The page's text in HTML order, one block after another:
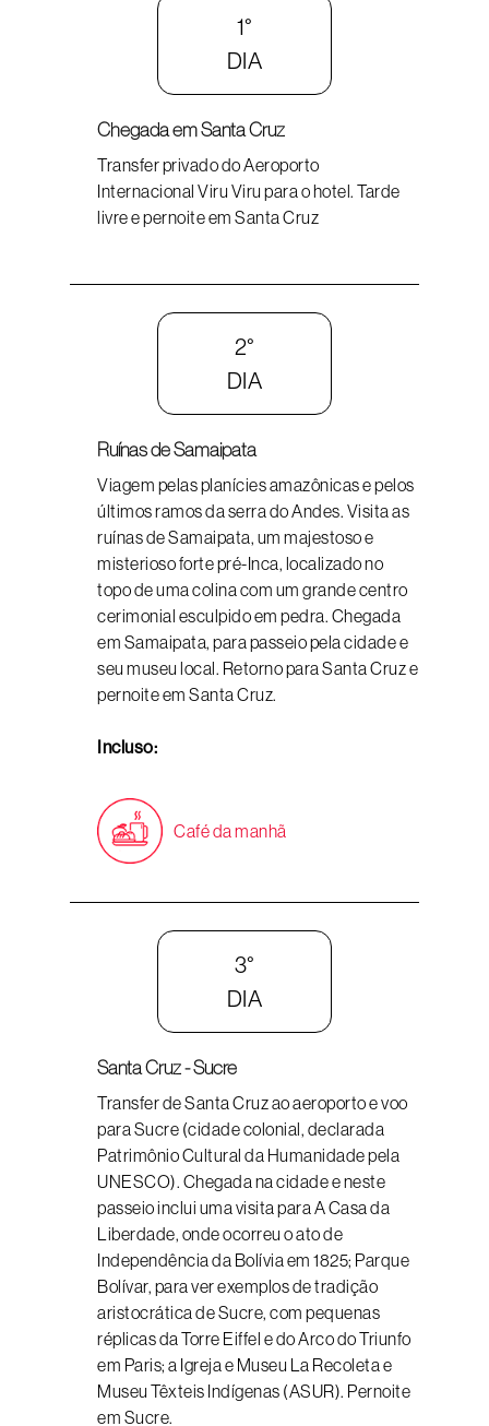
1°
DIA
Chegada em Santa Cruz
Transfer privado do Aeroporto
Internacional Viru Viru para o hotel. Tarde
livre e pernoite em Santa Cruz
2°
DIA
Ruínas de Samaipata
Viagem pelas planícies amazônicas e pelos
últimos ramos da serra do Andes. Visita as
ruínas de Samaipata, um majestoso e
misterioso forte pré-Inca, localizado no
topo de uma colina com um grande centro
cerimonial esculpido em pedra. Chegada
em Samaipata, para passeio pela cidade e
seu museu local. Retorno para Santa Cruz e
pernoite em Santa Cruz.
Incluso:
Café da manhã
3°
DIA
Santa Cruz - Sucre
Transfer de Santa Cruz ao aeroporto e voo
para Sucre (cidade colonial, declarada
Patrimônio Cultural da Humanidade pela
UNESCO). Chegada na cidade e neste
passeio inclui uma visita para A Casa da
Liberdade, onde ocorreu o ato de
Independência da Bolívia em 1825; Parque
Bolívar, para ver exemplos de tradição
aristocrática de Sucre, com pequenas
réplicas da Torre Eiffel e do Arco do Triunfo
em Paris; a Igreja e Museu La Recoleta e
Museu Têxteis Indígenas (ASUR). Pernoite
em Sucre.